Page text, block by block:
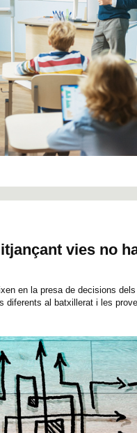
vies no
en la presa de decisions
al batxillerat i les